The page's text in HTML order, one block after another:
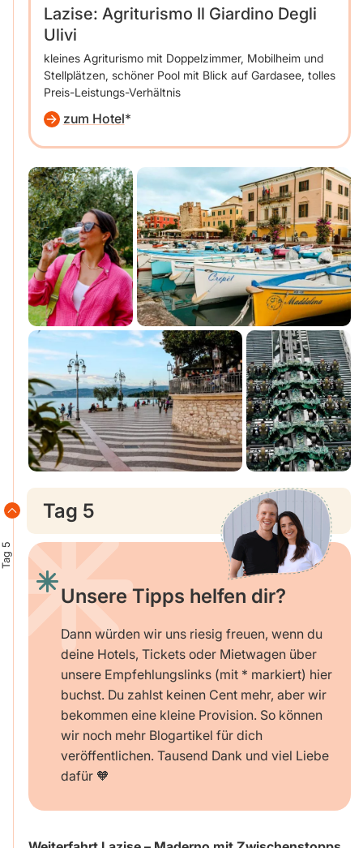
Lazise: Agriturismo Il Giardino Degli
Ulivi
kleines Agriturismo mit Doppelzimmer, Mobilheim und
Stellplätzen, schöner Pool mit Blick auf Gardasee, tolles
Preis-Leistungs-Verhältnis
zum Hotel
Tag 5
Tag 5
Unsere Tipps helfen dir?
Dann würden wir uns riesig freuen, wenn du
deine Hotels, Tickets oder Mietwagen über
unsere Empfehlungslinks (mit * markiert) hier
buchst. Du zahlst keinen Cent mehr, aber wir
bekommen eine kleine Provision. So können
wir noch mehr Blogartikel für dich
veröffentlichen. Tausend Dank und viel Liebe
dafür 🧡